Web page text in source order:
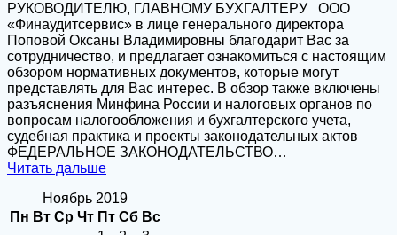
РУКОВОДИТЕЛЮ, ГЛАВНОМУ БУХГАЛТЕРУ ООО
«Финаудитсервис» в лице генерального директора
Поповой Оксаны Владимировны благодарит Вас за
сотрудничество, и предлагает ознакомиться с настоящим
обзором нормативных документов, которые могут
представлять для Вас интерес. В обзор также включены
разъяснения Минфина России и налоговых органов по
вопросам налогообложения и бухгалтерского учета,
судебная практика и проекты законодательных актов
ФЕДЕРАЛЬНОЕ ЗАКОНОДАТЕЛЬСТВО…
Читать дальше
Ноябрь 2019
Пн Вт Ср Чт Пт Сб Вс